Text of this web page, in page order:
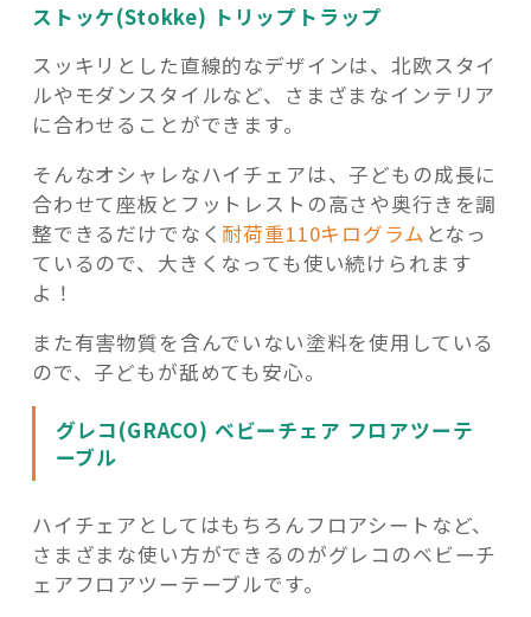
ストッケ(Stokke) トリップトラップ
スッキリとした直線的なデザインは、北欧スタイ
ルやモダンスタイルなど、さまざまなインテリア
に合わせることができます。
そんなオシャレなハイチェアは、子どもの成長に
合わせて座板とフットレストの高さや奥行きを調
整できるだけでなく 耐荷重110キログラム となっ
ているので、大きくなっても使い続けられます
よ！
また有害物質を含んでいない塗料を使用している
ので、子どもが舐めても安心。
グレコ(GRACO) ベビーチェア フロアツーテ
ーブル
ハイチェアとしてはもちろんフロアシートなど、
さまざまな使い方ができるのがグレコのベビーチ
ェアフロアツーテーブルです。